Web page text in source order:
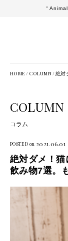
“
HOME / COLUMN /絶対
COLUMN
コラム
POSTED on 2021.06.01
絶対ダメ！猫
飲み物7選。